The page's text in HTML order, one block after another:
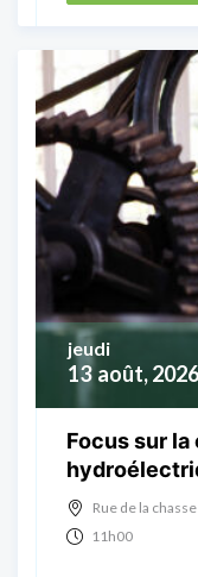
13 août, 2026
jeudi
Focus sur
Rue de la
11h00